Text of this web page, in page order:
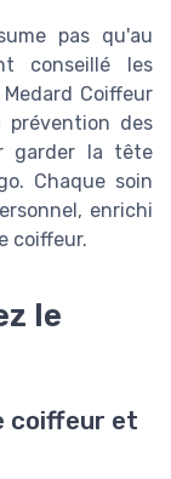
pas qu'au
conseillé les
Coiffeur
des
garder la tête
Chaque soin
enrichi
coiffeur.
le
coiffeur et